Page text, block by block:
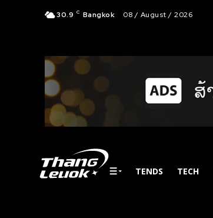
30.9 C Bangkok 08 / August / 2026
TENDS TECH